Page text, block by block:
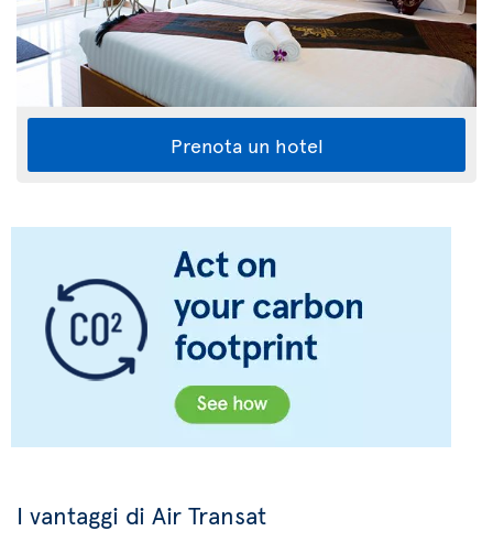
Prenota un hotel
I vantaggi di Air Transat